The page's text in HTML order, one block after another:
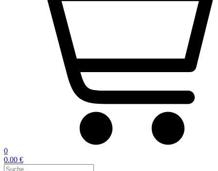
0
0.00 €